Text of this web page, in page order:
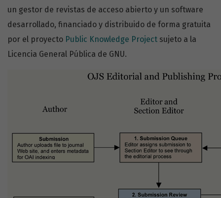
un gestor de revistas de acceso abierto y un software
desarrollado, financiado y distribuido de forma gratuita
por el proyecto Public Knowledge Project sujeto a la
Licencia General Pública de GNU.